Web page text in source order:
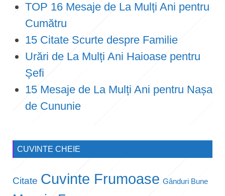
TOP 16 Mesaje de La Mulți Ani pentru
Cumătru
15 Citate Scurte despre Familie
Urări de La Mulți Ani Haioase pentru
Șefi
15 Mesaje de La Mulți Ani pentru Nașa
de Cununie
CUVINTE CHEIE
Citate Cuvinte Frumoase Gânduri Bune